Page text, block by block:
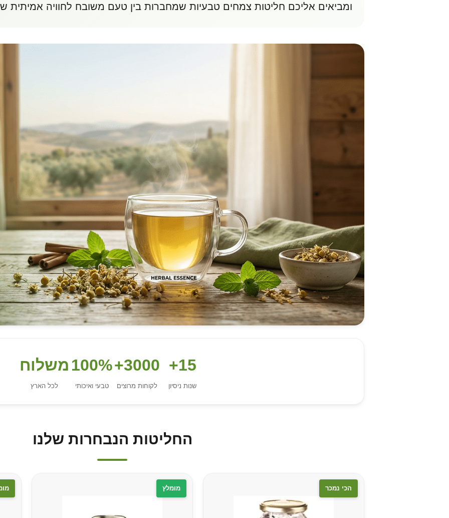
ומביאים אליכם חליטות צמחים טבעיות שמחברות בין טעם משובח לחוויה אמיתית
15+
שנות ניסיון
3000+
לקוחות מרוצים
100%
טבעי ואיכותי
משלוח
לכל הארץ
החליטות הנבחרות שלנו
הכי נמכר מומלץ